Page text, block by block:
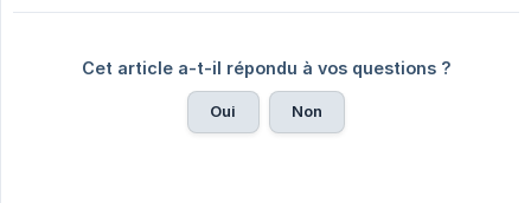
Cet article a-t-il répondu à vos questions ?
Oui Non